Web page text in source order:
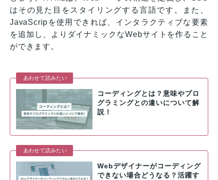
はその見た目をスタイリングする言語です。また、
JavaScripを使用できれば、インタラクティブな要素
を追加し、よりダイナミックなWebサイトを作ること
ができます。
あわせて読みたい
コーディングとは？意味やプロ
グラミングとの違いについて解
説！
あわせて読みたい
Webデザイナーがコーディング
できない場合どうなる？活躍す